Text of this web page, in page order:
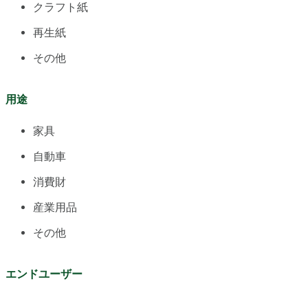
クラフト紙
再生紙
その他
用途
家具
自動車
消費財
産業用品
その他
エンドユーザー